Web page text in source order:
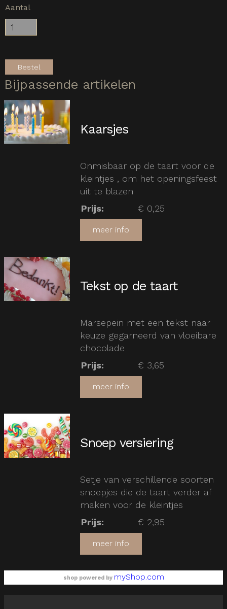
Aantal
Bestel
Bijpassende artikelen
Kaarsjes
Onmisbaar op de taart voor de
kleintjes , om het openingsfeest
uit te blazen
Prijs: € 0,25
meer info
Tekst op de taart
Marsepein met een tekst naar
keuze gegarneerd van vloeibare
chocolade
Prijs: € 3,65
meer info
Snoep versiering
Setje van verschillende soorten
snoepjes die de taart verder af
maken voor de kleintjes
Prijs: € 2,95
meer info
shop powered by myShop.com